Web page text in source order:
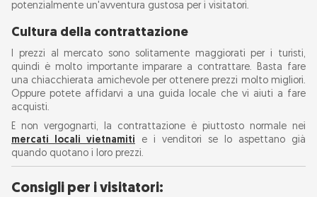
potenzialmente un'avventura gustosa per i visitatori.
Cultura della contrattazione
I prezzi al mercato sono solitamente maggiorati per i turisti,
quindi è molto importante imparare a contrattare. Basta fare
una chiacchierata amichevole per ottenere prezzi molto migliori.
Oppure potete affidarvi a una guida locale che vi aiuti a fare
acquisti.
E non vergognarti, la contrattazione è piuttosto normale nei
mercati locali vietnamiti e i venditori se lo aspettano già
quando quotano i loro prezzi.
Consigli per i visitatori: